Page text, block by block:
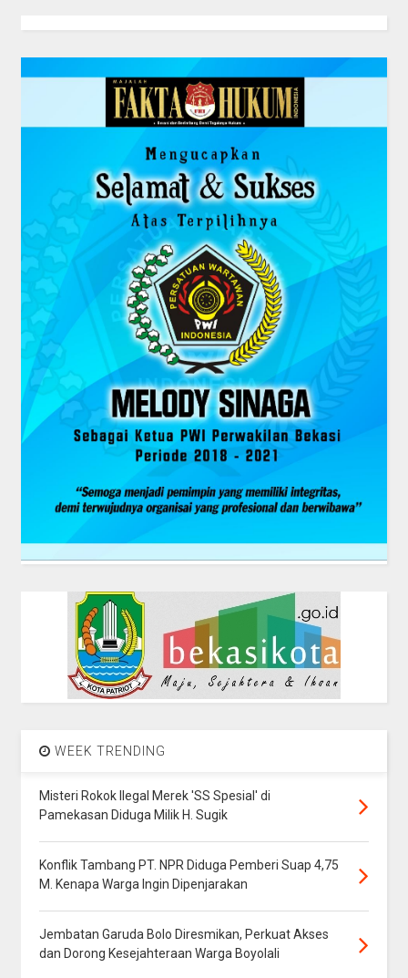
WEEK TRENDING
Misteri Rokok Ilegal Merek 'SS Spesial' di
Pamekasan Diduga Milik H. Sugik
Konflik Tambang PT. NPR Diduga Pemberi Suap 4,75
M. Kenapa Warga Ingin Dipenjarakan
Jembatan Garuda Bolo Diresmikan, Perkuat Akses
dan Dorong Kesejahteraan Warga Boyolali